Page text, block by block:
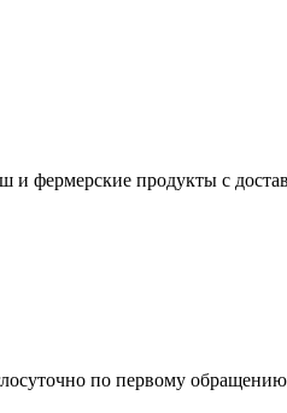
фермерские продукты с
по первому